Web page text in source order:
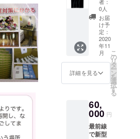
カーを
お送り
しま
す！ ※
備考欄
へお名
前をご
記入く
ださ
像はサ
ンプル
にな
り、実
際のス
う医療
従事者
の方
に、30
食分の
【焼き
鳥丼無
償提供
券】を
提供・
配送し
リター
ンとし
て当店
オリジ
ナルT
0人
お届
け予
定：
2020
年11
月
詳細を見る
こ
の
リ
タ
ー
ン
を
選
択
す
る
60,
000 円
最前線
で新型